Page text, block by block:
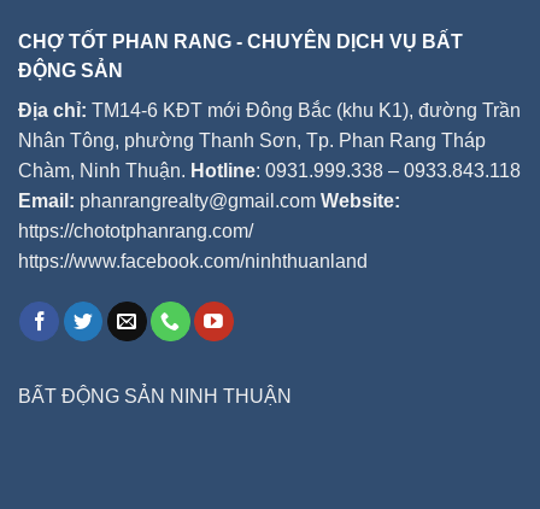
CHỢ TỐT PHAN RANG - CHUYÊN DỊCH VỤ BẤT
ĐỘNG SẢN
Địa chỉ: TM14-6 KĐT mới Đông Bắc (khu K1), đường Trần
Nhân Tông, phường Thanh Sơn, Tp. Phan Rang Tháp
Chàm, Ninh Thuận. Hotline: 0931.999.338 – 0933.843.118
Email: phanrangrealty@gmail.com Website:
https://chototphanrang.com/
https://www.facebook.com/ninhthuanland
BẤT ĐỘNG SẢN NINH THUẬN